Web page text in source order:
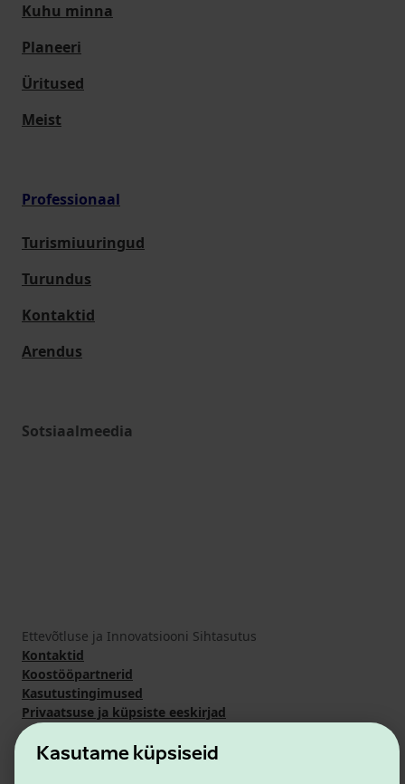
Kasutame küpsiseid
Kuhu minna
Planeeri
Üritused
Meist
Professionaal
Turismiuuringud
Turundus
Kontaktid
Arendus
Sotsiaalmeedia
Ettevõtluse ja Innovatsiooni Sihtasutus
Kontaktid
Koostööpartnerid
Kasutustingimused
Privaatsuse ja küpsiste eeskirjad